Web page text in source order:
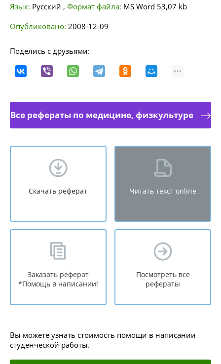
Язык: Русский , Формат файла: MS Word 53,07 kb
Опубликовано: 2008-12-09
Поделись с друзьями:
Все рефераты по медицине, физкультуре
Скачать реферат Читать текст online
Заказать реферат
*Помощь в написании!
Посмотреть все
рефераты
Вы можете узнать стоимость помощи в написании
студенческой работы.